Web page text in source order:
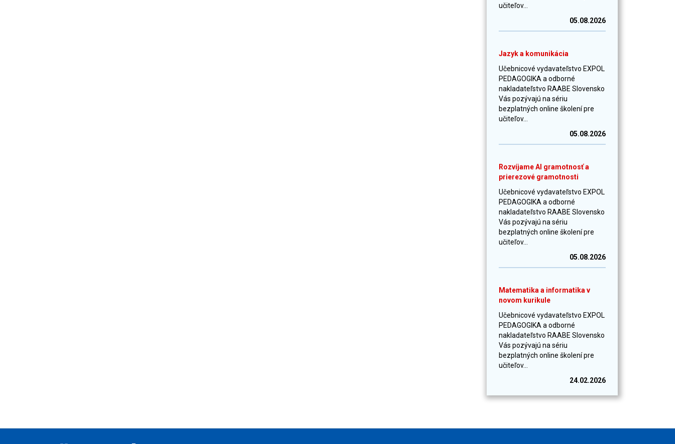
učiteľov...
05.08.2026
Jazyk a komunikácia
Učebnicové vydavateľstvo EXPOL
PEDAGOGIKA a odborné
nakladateľstvo RAABE Slovensko
Vás pozývajú na sériu
bezplatných online školení pre
učiteľov...
05.08.2026
Rozvíjame AI gramotnosť a
prierezové gramotnosti
Učebnicové vydavateľstvo EXPOL
PEDAGOGIKA a odborné
nakladateľstvo RAABE Slovensko
Vás pozývajú na sériu
bezplatných online školení pre
učiteľov...
05.08.2026
Matematika a informatika v
novom kurikule
Učebnicové vydavateľstvo EXPOL
PEDAGOGIKA a odborné
nakladateľstvo RAABE Slovensko
Vás pozývajú na sériu
bezplatných online školení pre
učiteľov...
24.02.2026